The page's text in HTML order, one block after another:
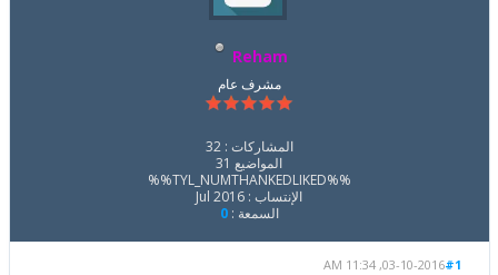
Reham
مشرف عام
المشاركات : 32
المواضيع 31
%%TYL_NUMTHANKEDLIKED%%
الإنتساب : Jul 2016
السمعة :0
#1
03-10-2016, 11:34 AM